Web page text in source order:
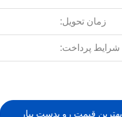
زمان تحویل:
شرایط پرداخت:
بهترین قیمت رو بدست بیار